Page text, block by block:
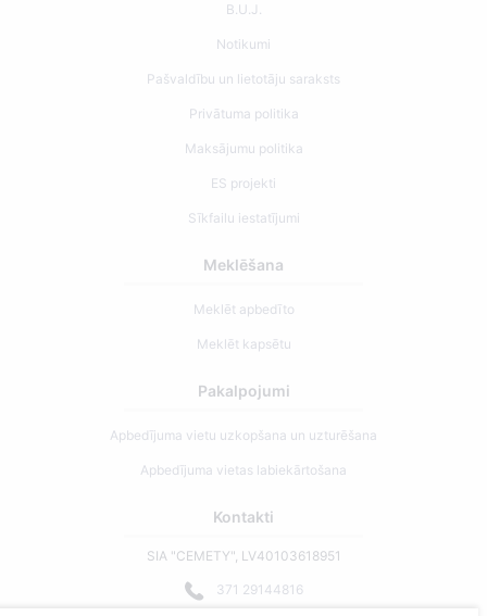
B.U.J.
Notikumi
Pašvaldību un lietotāju saraksts
Privātuma politika
Maksājumu politika
ES projekti
Sīkfailu iestatījumi
Meklēšana
Meklēt apbedīto
Meklēt kapsētu
Pakalpojumi
Apbedījuma vietu uzkopšana un uzturēšana
Apbedījuma vietas labiekārtošana
Kontakti
SIA "CEMETY", LV40103618951
371 29144816